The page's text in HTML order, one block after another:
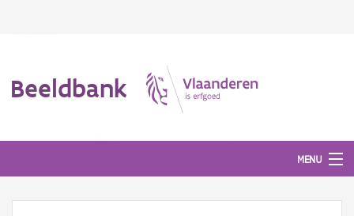
Beeldbank
MENU